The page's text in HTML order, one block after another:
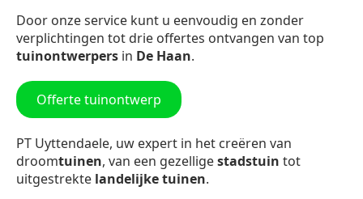
Door onze service kunt u eenvoudig en zonder
verplichtingen tot drie offertes ontvangen van top
tuinontwerpers in De Haan.
Offerte tuinontwerp
PT Uyttendaele, uw expert in het creëren van
droomtuinen, van een gezelligestadstuin tot
uitgestrekte landelijke tuinen.